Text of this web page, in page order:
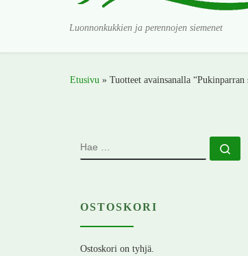
Luonnonkukkien ja perennojen siemenet
Etusivu » Tuotteet avainsanalla “Pukinparran
HAE
OSTOSKORI
Ostoskori on tyhjä.